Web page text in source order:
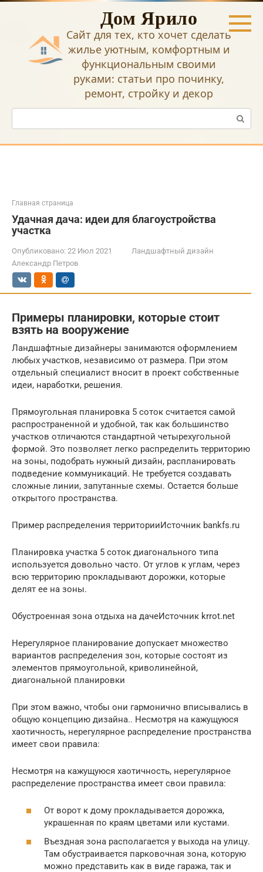
Перейти
Дом Ярило
Сайт для тех, кто хочет сделать
жилье уютным, комфортным и
функциональным своими
руками: статьи про починку,
ремонт, стройку и декор
Поиск:
Главная страница
Удачная дача: идеи для благоустройства
участка
Опубликовано: 22 Июл 2021
Ландшафтный дизайн
Александр Петров
Примеры планировки, которые стоит
взять на вооружение
Ландшафтные дизайнеры занимаются оформлением
любых участков, независимо от размера. При этом
отдельный специалист вносит в проект собственные
идеи, наработки, решения.
Прямоугольная планировка 5 соток считается самой
распространенной и удобной, так как большинство
участков отличаются стандартной четырехугольной
формой. Это позволяет легко распределить территорию
на зоны, подобрать нужный дизайн, распланировать
подведение коммуникаций. Не требуется создавать
сложные линии, запутанные схемы. Остается больше
открытого пространства.
Пример распределения территорииИсточник bankfs.ru
Планировка участка 5 соток диагонального типа
используется довольно часто. От углов к углам, через
всю территорию прокладывают дорожки, которые
делят ее на зоны.
Обустроенная зона отдыха на дачеИсточник krrot.net
Нерегулярное планирование допускает множество
вариантов распределения зон, которые состоят из
элементов прямоугольной, криволинейной,
диагональной планировки
При этом важно, чтобы они гармонично вписывались в
общую концепцию дизайна.. Несмотря на кажущуюся
хаотичность, нерегулярное распределение пространства
имеет свои правила:
Несмотря на кажущуюся хаотичность, нерегулярное
распределение пространства имеет свои правила:
От ворот к дому прокладывается дорожка,
украшенная по краям цветами или кустами.
Въездная зона располагается у выхода на улицу.
Там обустраивается парковочная зона, которую
можно представить как в виде гаража, так и